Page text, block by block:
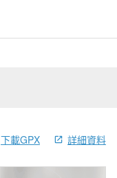
下載GPX 詳細資料